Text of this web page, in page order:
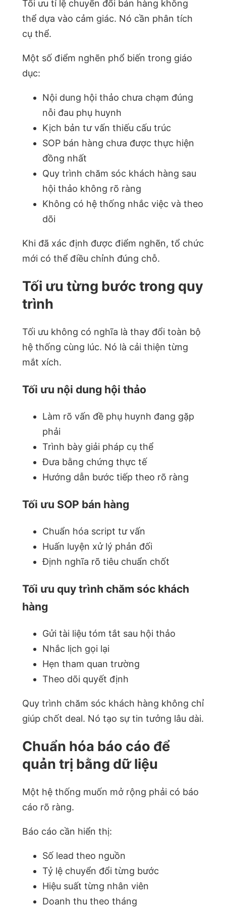
Tối ưu tỉ lệ chuyển đổi bán hàng không
thể dựa vào cảm giác. Nó cần phân tích
cụ thể.
Một số điểm nghẽn phổ biến trong giáo
dục:
Nội dung hội thảo chưa chạm đúng
nỗi đau phụ huynh
Kịch bản tư vấn thiếu cấu trúc
SOP bán hàng chưa được thực hiện
đồng nhất
Quy trình chăm sóc khách hàng sau
hội thảo không rõ ràng
Không có hệ thống nhắc việc và theo
dõi
Khi đã xác định được điểm nghẽn, tổ chức
mới có thể điều chỉnh đúng chỗ.
Tối ưu từng bước trong quy
trình
Tối ưu không có nghĩa là thay đổi toàn bộ
hệ thống cùng lúc. Nó là cải thiện từng
mắt xích.
Tối ưu nội dung hội thảo
Làm rõ vấn đề phụ huynh đang gặp
phải
Trình bày giải pháp cụ thể
Đưa bằng chứng thực tế
Hướng dẫn bước tiếp theo rõ ràng
Tối ưu SOP bán hàng
Chuẩn hóa script tư vấn
Huấn luyện xử lý phản đối
Định nghĩa rõ tiêu chuẩn chốt
Tối ưu quy trình chăm sóc khách
hàng
Gửi tài liệu tóm tắt sau hội thảo
Nhắc lịch gọi lại
Hẹn tham quan trường
Theo dõi quyết định
Quy trình chăm sóc khách hàng không chỉ
giúp chốt deal. Nó tạo sự tin tưởng lâu dài.
Chuẩn hóa báo cáo để
quản trị bằng dữ liệu
Một hệ thống muốn mở rộng phải có báo
cáo rõ ràng.
Báo cáo cần hiển thị:
Số lead theo nguồn
Tỷ lệ chuyển đổi từng bước
Hiệu suất từng nhân viên
Doanh thu theo tháng